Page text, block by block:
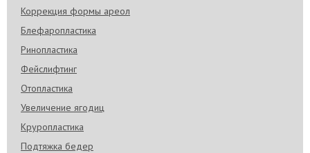
Коррекция формы ареол
Блефаропластика
Ринопластика
Фейслифтинг
Отопластика
Увеличение ягодиц
Круропластика
Подтяжка бедер